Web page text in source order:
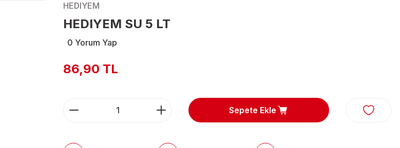
HEDIYEM
HEDIYEM SU 5 LT
0 Yorum Yap
86,90 TL
Sepete Ekle